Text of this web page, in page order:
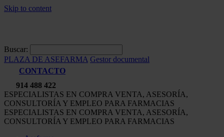
Skip to content
Buscar:
PLAZA DE ASEFARMA Gestor documental
CONTACTO
914 488 422
ESPECIALISTAS EN COMPRA VENTA, ASESORÍA,
CONSULTORÍA Y EMPLEO PARA FARMACIAS
ESPECIALISTAS EN COMPRA VENTA, ASESORÍA,
CONSULTORÍA Y EMPLEO PARA FARMACIAS